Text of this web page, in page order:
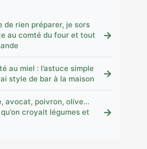
de rien préparer, je sors
au comté du four et tout
→
au miel : l’astuce simple
style de bar à la maison
→
avocat, poivron, olive…
croyait légumes et
→